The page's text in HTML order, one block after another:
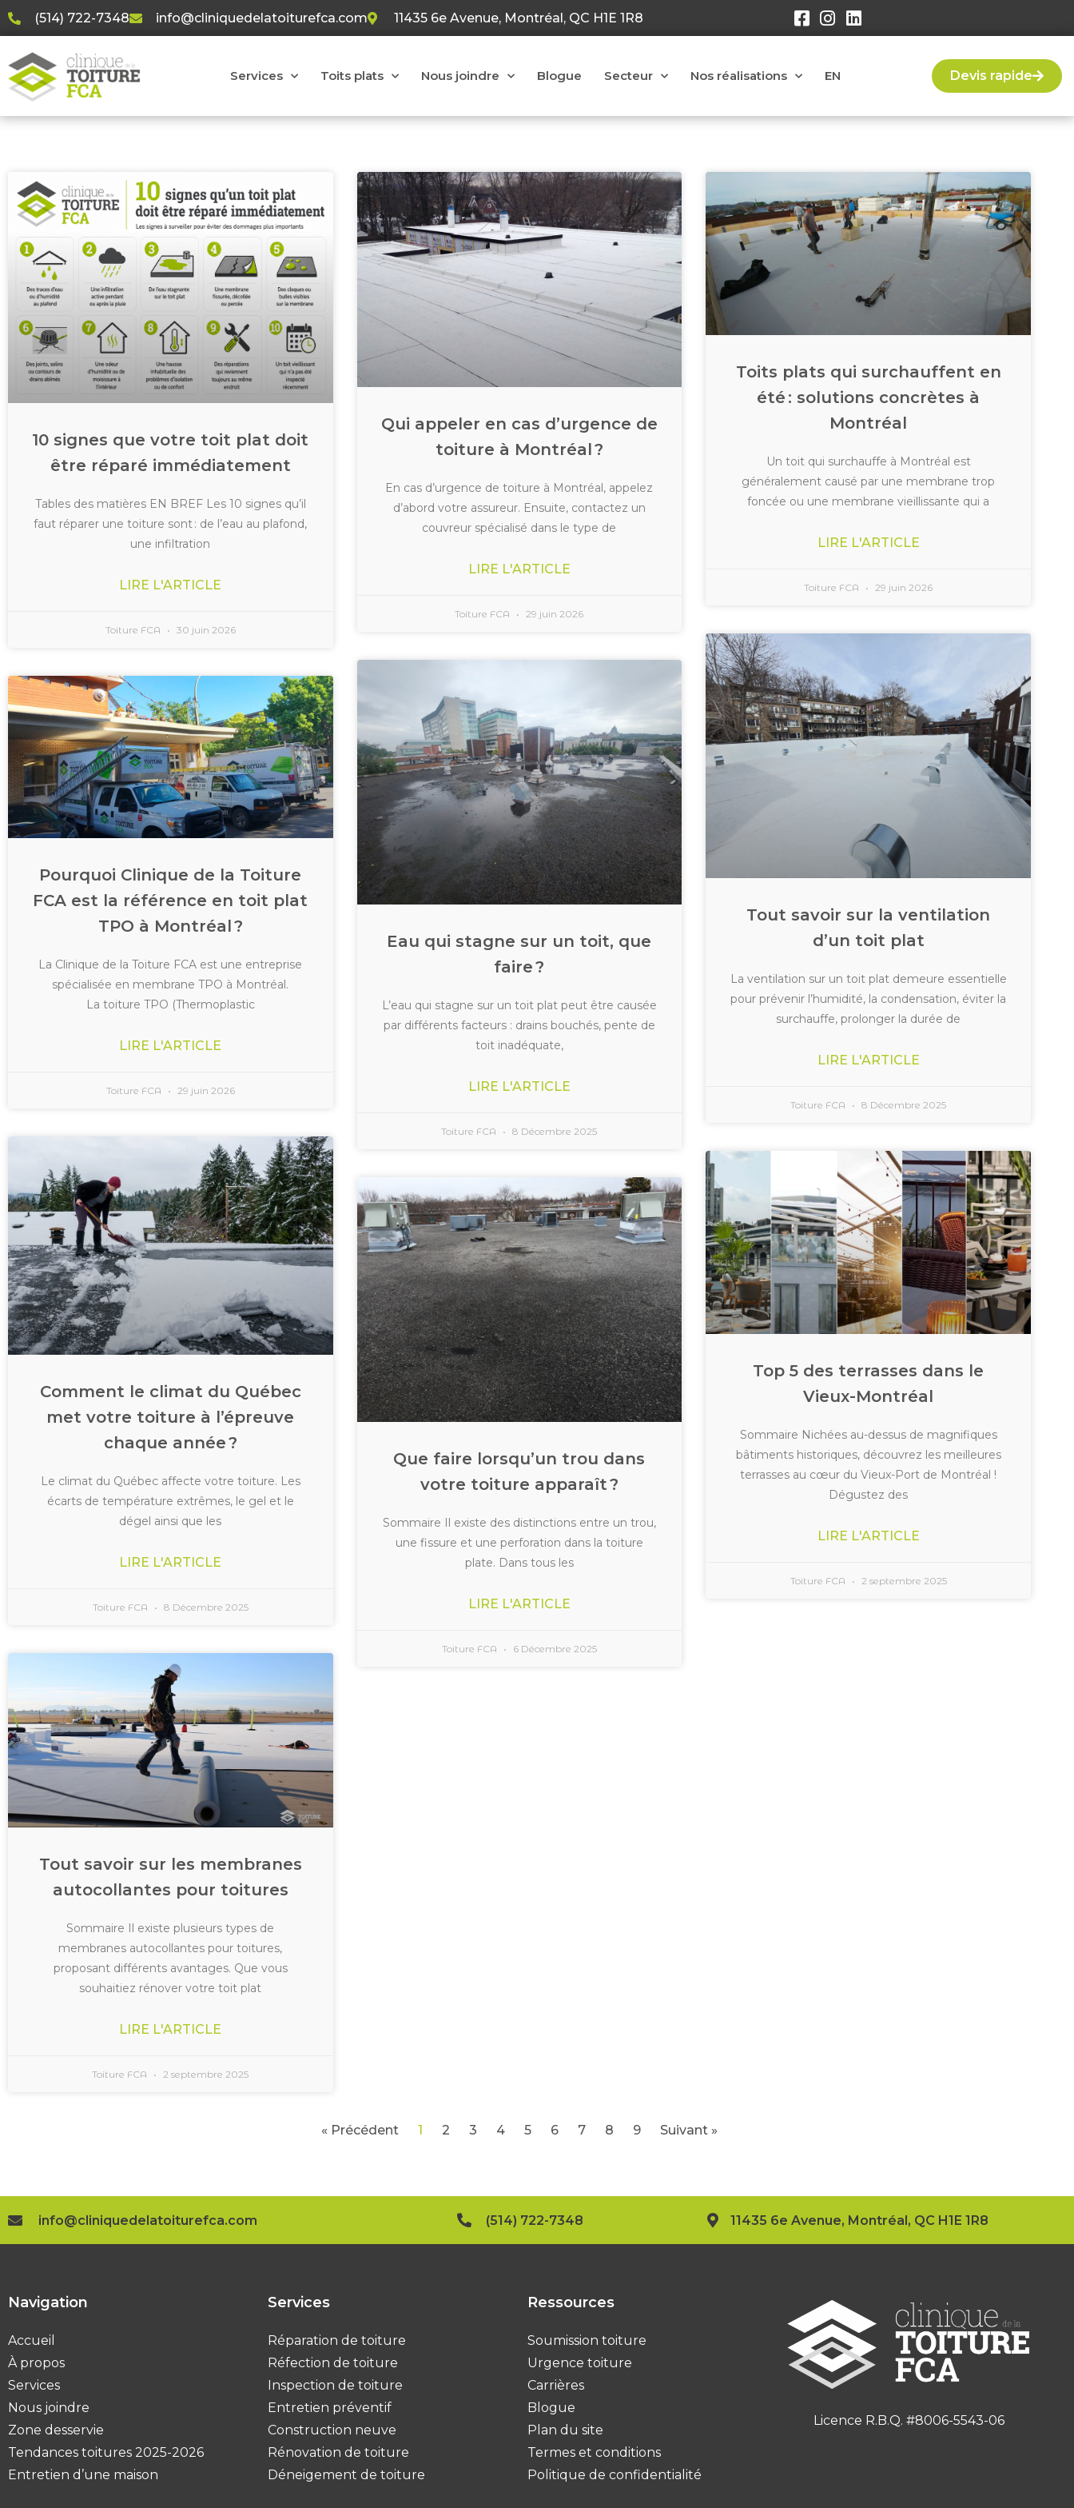
(514) 722-7348 info@cliniquedelatoiturefca.com 11435 6e Avenue, Montréal, QC H1E 1R8
Services Toits plats Nous joindre Blogue Secteur Nos réalisations EN Devis rapide
10 signes que votre toit plat doit
être réparé immédiatement
Tables des matières EN BREF Les 10 signes qu’il
faut réparer une toiture sont : de l’eau au plafond,
une infiltration
LIRE L'ARTICLE
Toiture FCA 30 juin 2026
Qui appeler en cas d’urgence de
toiture à Montréal ?
En cas d’urgence de toiture à Montréal, appelez
d’abord votre assureur. Ensuite, contactez un
couvreur spécialisé dans le type de
LIRE L'ARTICLE
Toiture FCA 29 juin 2026
Toits plats qui surchauffent en
été : solutions concrètes à
Montréal
Un toit qui surchauffe à Montréal est
généralement causé par une membrane trop
foncée ou une membrane vieillissante qui a
LIRE L'ARTICLE
Toiture FCA 29 juin 2026
Pourquoi Clinique de la Toiture
FCA est la référence en toit plat
TPO à Montréal ?
La Clinique de la Toiture FCA est une entreprise
spécialisée en membrane TPO à Montréal.
La toiture TPO (Thermoplastic
LIRE L'ARTICLE
Toiture FCA 29 juin 2026
Eau qui stagne sur un toit, que
faire ?
L’eau qui stagne sur un toit plat peut être causée
par différents facteurs : drains bouchés, pente de
toit inadéquate,
LIRE L'ARTICLE
Toiture FCA 8 Décembre 2025
Tout savoir sur la ventilation
d’un toit plat
La ventilation sur un toit plat demeure essentielle
pour prévenir l’humidité, la condensation, éviter la
surchauffe, prolonger la durée de
LIRE L'ARTICLE
Toiture FCA 8 Décembre 2025
Comment le climat du Québec
met votre toiture à l’épreuve
chaque année ?
Le climat du Québec affecte votre toiture. Les
écarts de température extrêmes, le gel et le
dégel ainsi que les
LIRE L'ARTICLE
Toiture FCA 8 Décembre 2025
Que faire lorsqu’un trou dans
votre toiture apparaît ?
Sommaire Il existe des distinctions entre un trou,
une fissure et une perforation dans la toiture
plate. Dans tous les
LIRE L'ARTICLE
Toiture FCA 6 Décembre 2025
Top 5 des terrasses dans le
Vieux-Montréal
Sommaire Nichées au-dessus de magnifiques
bâtiments historiques, découvrez les meilleures
terrasses au cœur du Vieux-Port de Montréal !
Dégustez des
LIRE L'ARTICLE
Toiture FCA 2 septembre 2025
Tout savoir sur les membranes
autocollantes pour toitures
Sommaire Il existe plusieurs types de
membranes autocollantes pour toitures,
proposant différents avantages. Que vous
souhaitiez rénover votre toit plat
LIRE L'ARTICLE
Toiture FCA 2 septembre 2025
« Précédent 1 2 3 4 5 6 7 8 9 Suivant »
info@cliniquedelatoiturefca.com (514) 722-7348 11435 6e Avenue, Montréal, QC H1E 1R8
Navigation
Accueil
À propos
Services
Nous joindre
Zone desservie
Tendances toitures 2025-2026
Entretien d’une maison
Services
Réparation de toiture
Réfection de toiture
Inspection de toiture
Entretien préventif
Construction neuve
Rénovation de toiture
Déneigement de toiture
Ressources
Soumission toiture
Urgence toiture
Carrières
Blogue
Plan du site
Termes et conditions
Politique de confidentialité
Licence R.B.Q. #8006-5543-06